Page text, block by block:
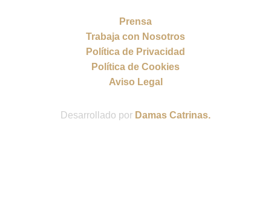
Prensa
Trabaja con Nosotros
Política de Privacidad
Política de Cookies
Aviso Legal
Desarrollado por Damas Catrinas.